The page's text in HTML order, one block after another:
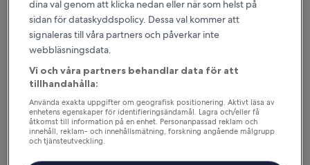
RiverStone Condo Resort & Spa
RiverStone Condo Resort & Spa
4.0-
boende
Pigeon Forge
9.6
10,
Enastående,
(1 810 recensioner)
9,6/10 Enastående
Priset
är
2 236 kr
2 236 kr
inklusive skatter och avgifter
26 aug. – 27 aug.
dina val genom att klicka nedan eller när som helst på
sidan för dataskyddspolicy. Dessa val kommer att
signaleras till våra partners och påverkar inte
webbläsningsdata.
Vi och våra partners behandlar data för att
tillhandahålla:
Använda exakta uppgifter om geografisk positionering. Aktivt läsa av
enhetens egenskaper för identifieringsändamål. Lagra och/eller få
åtkomst till information på en enhet. Personanpassad reklam och
innehåll, reklam- och innehållsmätning, forskning angående målgrupp
och tjänsteutveckling.